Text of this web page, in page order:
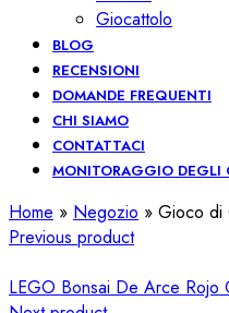
Giocattolo
BLOG
RECENSIONI
DOMANDE FREQUENTI
CHI SIAMO
CONTATTACI
MONITORAGGIO DEGLI
Home » Negozio » Gioco di
Previous product
LEGO Bonsai De Arce